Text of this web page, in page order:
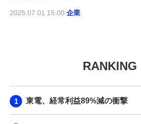
2025.07.01 15:00 企業
RANKING
東電、経常利益89%減の衝撃